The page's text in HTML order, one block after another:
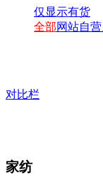
仅显示有货
全部网站自营
对比栏
家纺